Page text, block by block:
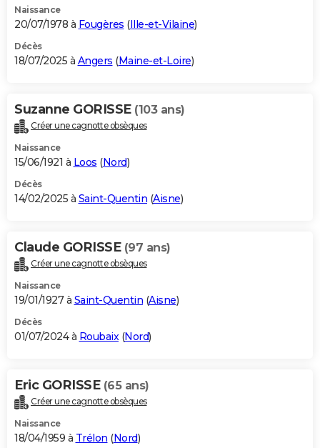
Naissance
20/07/1978 à Fougères (Ille-et-Vilaine)
Décès
18/07/2025 à Angers (Maine-et-Loire)
Suzanne GORISSE (103 ans)
Créer une cagnotte obsèques
Naissance
15/06/1921 à Loos (Nord)
Décès
14/02/2025 à Saint-Quentin (Aisne)
Claude GORISSE (97 ans)
Créer une cagnotte obsèques
Naissance
19/01/1927 à Saint-Quentin (Aisne)
Décès
01/07/2024 à Roubaix(Nord)
Eric GORISSE (65 ans)
Créer une cagnotte obsèques
Naissance
18/04/1959 à Trélon (Nord)